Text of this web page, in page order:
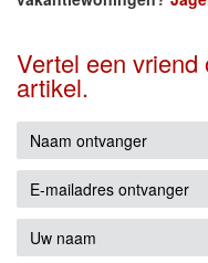
Vertel een
artikel.